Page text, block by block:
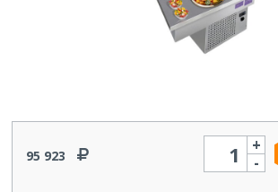
95 923
Количество
-
+